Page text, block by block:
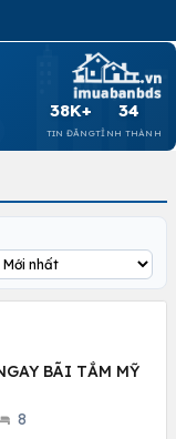
38K+
TIN ĐĂNG
34
TỈNH THÀNH
BÃI TẮM MỸ
8